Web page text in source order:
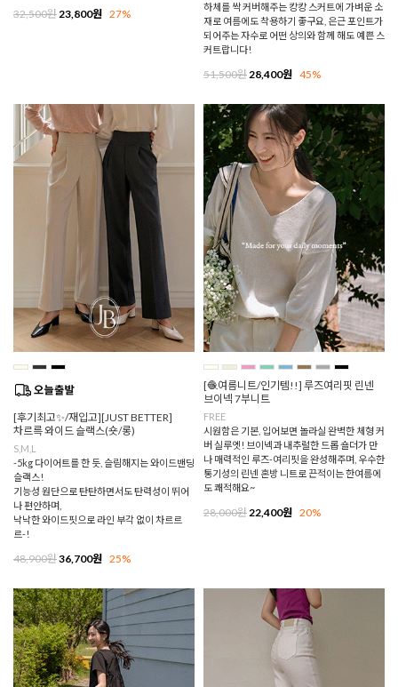
32,500원23,800원 27%
하체를 싹 커버해주는 캉캉 스커트에 가벼운 소
재로 여름에도 착용하기 좋구요, 은근 포인트가
되어주는 자수로 어떤 상의와 함께 해도 예쁜 스
커트랍니다!
51,500원28,400원 45%
[후기최고✨/재입고][JUST BETTER]
차르륵 와이드 슬랙스(숏/롱)
S,M,L
-5kg 다이어트를 한 듯, 슬림해지는 와이드밴딩
슬랙스!
기능성 원단으로 탄탄하면서도 탄력성이 뛰어
나 편안하며,
낙낙한 와이드핏으로 라인 부각 없이 차르르
르-!
48,900원36,700원 25%
[🧶여름니트/인기템!!] 루즈여리핏 린넨
브이넥 7부니트
FREE
시원함은 기본, 입어보면 놀라실 완벽한 체형 커
버 실루엣! 브이넥과 내추럴한 드롭 숄더가 만
나 매력적인 루즈-여리핏을 완성해주며, 우수한
통기성의 린넨 혼방 니트로 끈적이는 한여름에
도 쾌적해요~
28,000원22,400원 20%